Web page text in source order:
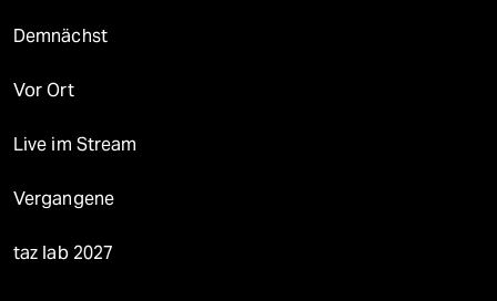
Demnächst
Vor Ort
Live im Stream
Vergangene
taz lab 2027